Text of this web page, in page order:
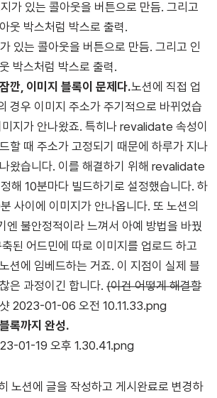
있는 콜아웃을 버튼으로 만듬. 그리고 인
박스처럼 박스로 출력.
깐, 이미지 블록이 문제다.노션에 직접 업
경우 이미지 주소가 주기적으로 바뀌었습
미지가 안나왔죠. 특히나 revalidate 속성이
할 때 주소가 고정되기 때문에 하루가 지나
왔습니다. 이를 해결하기 위해 revalidate
해 10분마다 빌드하기로 설정했습니다. 하
사이에 이미지가 안나옵니다. 또 노션의
엔 불안정적이라 느껴서 아예 방법을 바꿨
된 어드민에 따로 이미지를 업로드 하고
션에 임베드하는 거죠. 이 지점이 실제 블
은 과정이긴 합니다.(이건 어떻게 해결할
록까지 완성.
노션에 글을 작성하고 게시완료로 변경하